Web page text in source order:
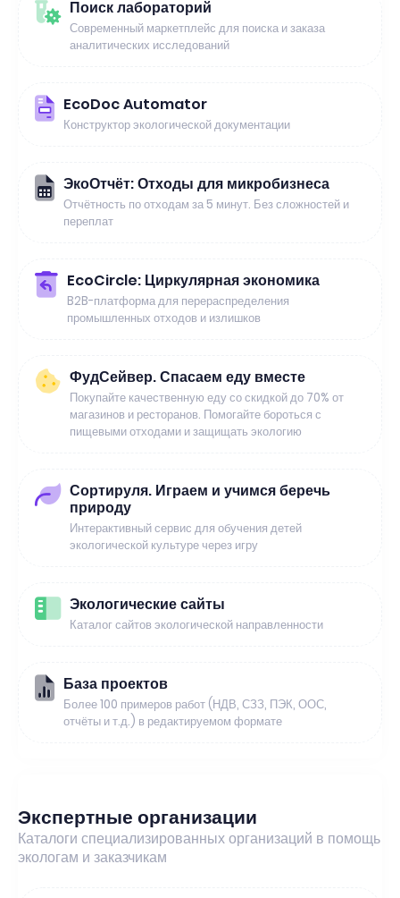
Поиск лабораторий
Современный маркетплейс для поиска и заказа
аналитических исследований
EcoDoc Automator
Конструктор экологической документации
ЭкоОтчёт: Отходы для микробизнеса
Отчётность по отходам за 5 минут. Без сложностей и
переплат
EcoCircle: Циркулярная экономика
B2B-платформа для перераспределения
промышленных отходов и излишков
ФудСейвер. Спасаем еду вместе
Покупайте качественную еду со скидкой до 70% от
магазинов и ресторанов. Помогайте бороться с
пищевыми отходами и защищать экологию
Сортируля. Играем и учимся беречь
природу
Интерактивный сервис для обучения детей
экологической культуре через игру
Экологические сайты
Каталог сайтов экологической направленности
База проектов
Более 100 примеров работ (НДВ, СЗЗ, ПЭК, ООС,
отчёты и т.д.) в редактируемом формате
Экспертные организации
Каталоги специализированных организаций в помощь
экологам и заказчикам